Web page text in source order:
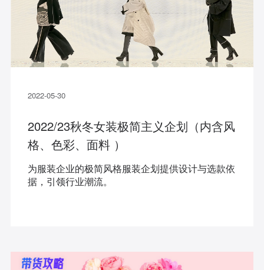
2022-05-30
2022/23秋冬女装极简主义企划（内含风
格、色彩、面料 ）
为服装企业的极简风格服装企划提供设计与选款依
据，引领行业潮流。